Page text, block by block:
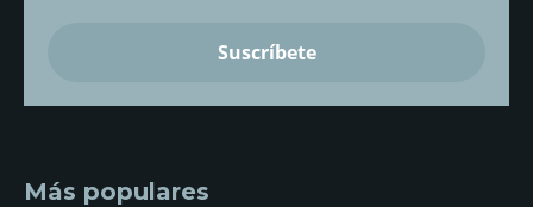
Más populares